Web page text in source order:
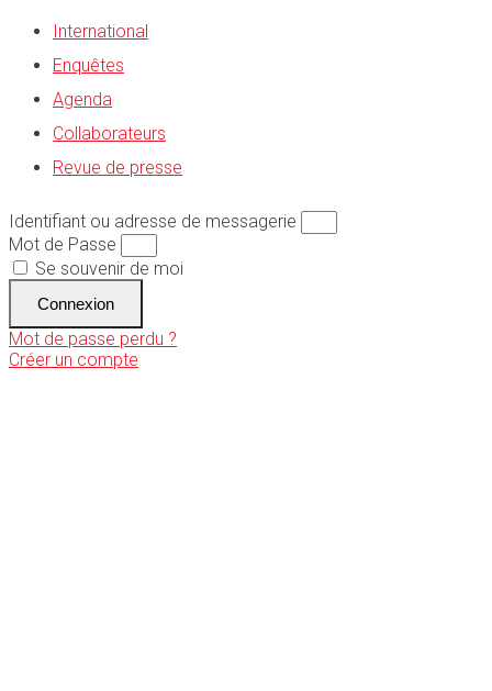
International
Enquêtes
Agenda
Collaborateurs
Revue de presse
Identifiant ou adresse de messagerie
Mot de Passe
Se souvenir de moi
Connexion
Mot de passe perdu ?
Créer un compte